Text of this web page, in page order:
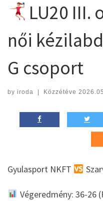
LU20 III.
női
G csoport
by iroda | Közzétéve
Gyulasport NKFT
Végeredmény: 36-26